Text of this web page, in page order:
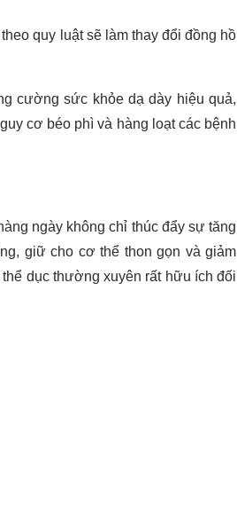
quy luật sẽ làm thay đổi đồng hồ
cường sức khỏe dạ dày hiệu quả,
cơ béo phì và hàng loạt các bệnh
ngày không chỉ thúc đẩy sự tăng
giữ cho cơ thể thon gọn và giảm
dục thường xuyên rất hữu ích đối